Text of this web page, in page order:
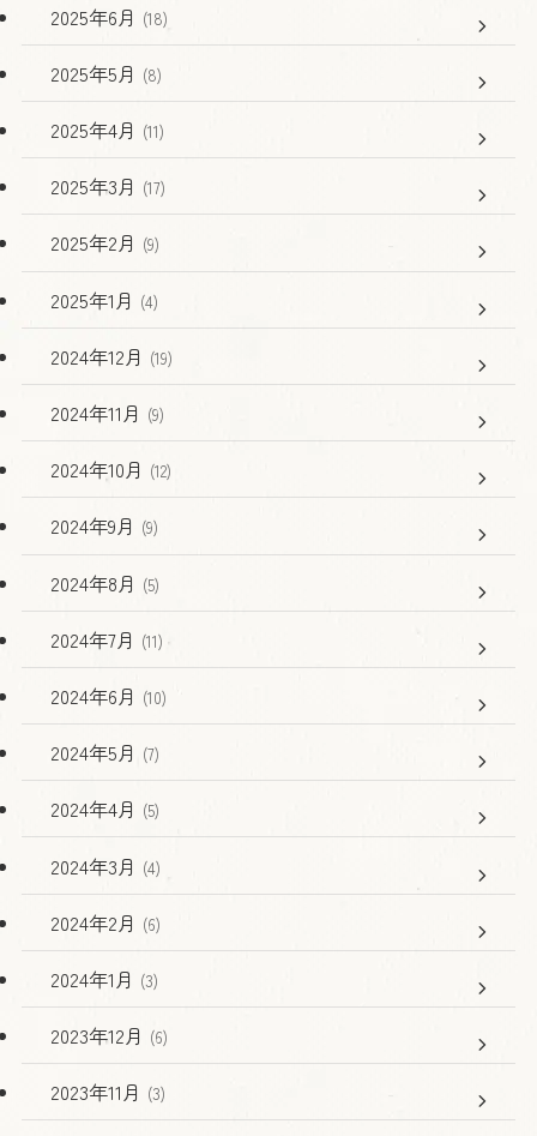
2025年6月 (18)
2025年5月 (8)
2025年4月 (11)
2025年3月 (17)
2025年2月 (9)
2025年1月 (4)
2024年12月 (19)
2024年11月 (9)
2024年10月 (12)
2024年9月 (9)
2024年8月 (5)
2024年7月 (11)
2024年6月 (10)
2024年5月 (7)
2024年4月 (5)
2024年3月 (4)
2024年2月 (6)
2024年1月 (3)
2023年12月 (6)
2023年11月 (3)